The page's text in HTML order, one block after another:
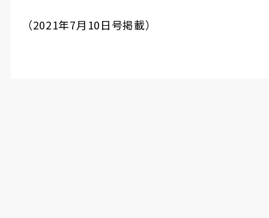
（2021年7月 10日号掲載）